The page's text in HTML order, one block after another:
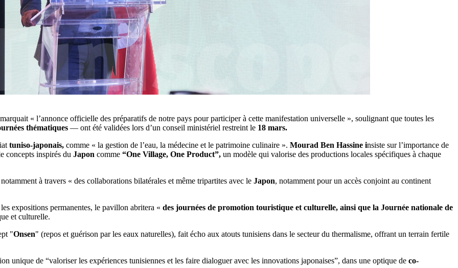
marquait « l’annonce officielle des préparatifs de notre pays pour participer à cette manifestation universelle », soulignant que toutes les
thématiques — ont été validées lors d’un conseil ministériel restreint le 18 mars.
tuniso-japonais, comme « la gestion de l’eau, la médecine et le patrimoine culinaire ». Mourad Ben Hassine insiste sur l’importance de
concepts inspirés du Japon comme “One Village, One Product”, un modèle qui valorise des productions locales spécifiques à chaque
à travers « des collaborations bilatérales et même tripartites avec le Japon, notamment pour un accès conjoint au continent
expositions permanentes, le pavillon abritera « des journées de promotion touristique et culturelle, ainsi que la Journée nationale de
et culturelle.
"Onsen" (repos et guérison par les eaux naturelles), fait écho aux atouts tunisiens dans le secteur du thermalisme, offrant un terrain fertile
unique de “valoriser les expériences tunisiennes et les faire dialoguer avec les innovations japonaises”, dans une optique de co-